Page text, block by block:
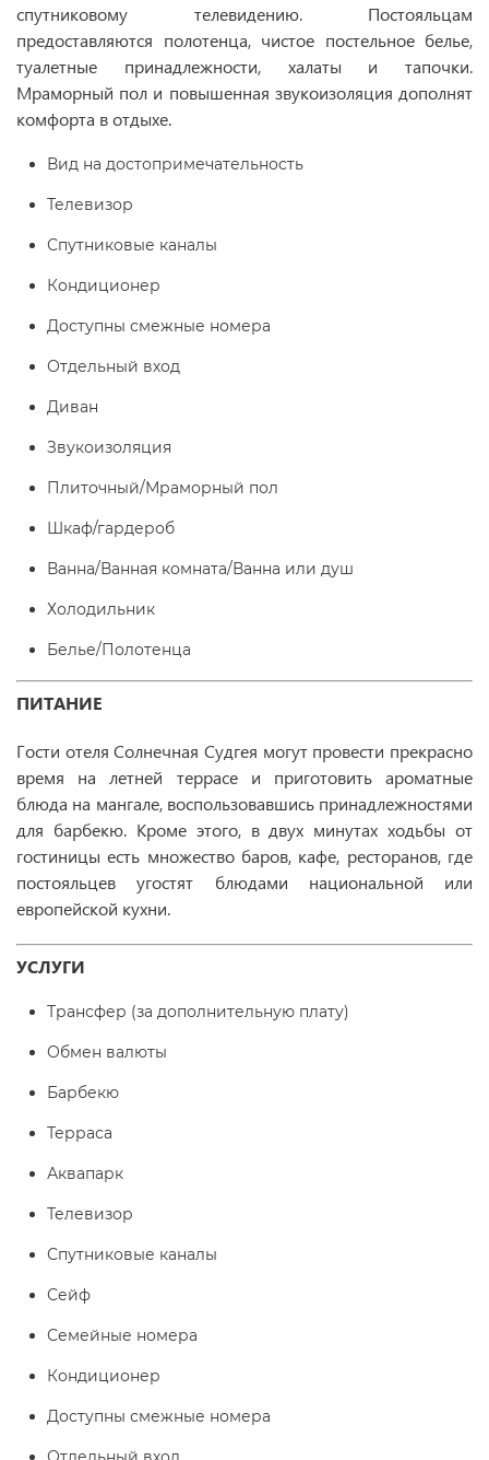
спутниковому телевидению. Постояльцам
предоставляются полотенца, чистое постельное белье,
туалетные принадлежности, халаты и тапочки.
Мраморный пол и повышенная звукоизоляция дополнят
комфорта в отдыхе.
Вид на достопримечательность
Телевизор
Спутниковые каналы
Кондиционер
Доступны смежные номера
Отдельный вход
Диван
Звукоизоляция
Плиточный/Мраморный пол
Шкаф/гардероб
Ванна/Ванная комната/Ванна или душ
Холодильник
Белье/Полотенца
ПИТАНИЕ
Гости отеля Солнечная Судгея могут провести прекрасно
время на летней террасе и приготовить ароматные
блюда на мангале, воспользовавшись принадлежностями
для барбекю. Кроме этого, в двух минутах ходьбы от
гостиницы есть множество баров, кафе, ресторанов, где
постояльцев угостят блюдами национальной или
европейской кухни.
УСЛУГИ
Трансфер (за дополнительную плату)
Обмен валюты
Барбекю
Терраса
Аквапарк
Телевизор
Спутниковые каналы
Сейф
Семейные номера
Кондиционер
Доступны смежные номера